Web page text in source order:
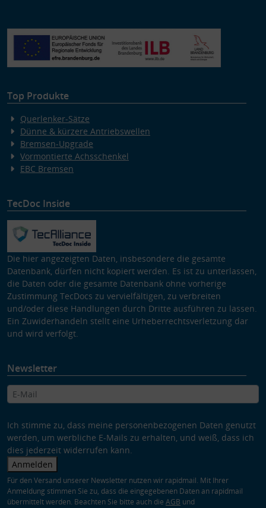
Top Produkte
Querlenker-Sätze
Dünne & kürzere Antriebswellen
Bremsen-Upgrade
Vormontierte Achsschenkel
EBC Bremsen
TecDoc Inside
Die hier angezeigten Daten, insbesondere die gesamte
Datenbank, dürfen nicht kopiert werden. Es ist zu unterlassen,
die Daten oder die gesamte Datenbank ohne vorherige
Zustimmung TecDocs zu vervielfältigen, zu verbreiten
und/oder diese Handlungen durch Dritte ausführen zu lassen.
Ein Zuwiderhandeln stellt eine Urheberrechtsverletzung dar
und wird verfolgt.
Newsletter
Ich stimme zu, dass meine personenbezogenen Daten genutzt
werden, um werbliche E-Mails zu erhalten, und weiß, dass ich
dies jederzeit widerrufen kann.
Anmelden
Für den Versand unserer Newsletter nutzen wir rapidmail. Mit Ihrer
Anmeldung stimmen Sie zu, dass die eingegebenen Daten an rapidmail
übermittelt werden. Beachten Sie bitte auch die AGB und